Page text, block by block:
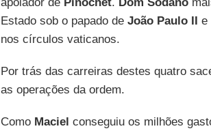
Estado sob o papado de João Paulo II e
nos círculos vaticanos.
Por trás das carreiras destes quatro
as operações da ordem.
Como Maciel conseguiu os milhões